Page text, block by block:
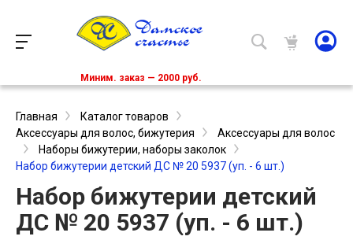
Миним. заказ — 2000 руб.
Главная
Каталог товаров
Аксессуары для волос, бижутерия
Аксессуары для волос
Наборы бижутерии, наборы заколок
Набор бижутерии детский ДС № 20 5937 (уп. - 6 шт.)
Набор бижутерии детский
ДС № 20 5937 (уп. - 6 шт.)